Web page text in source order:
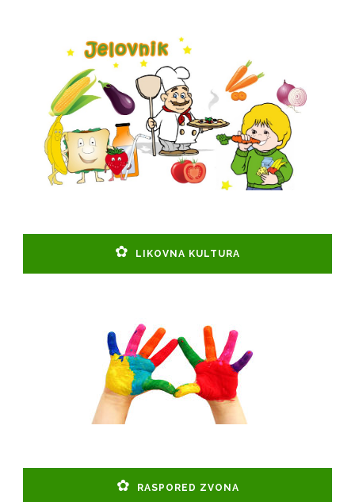
LIKOVNA KULTURA
RASPORED ZVONA